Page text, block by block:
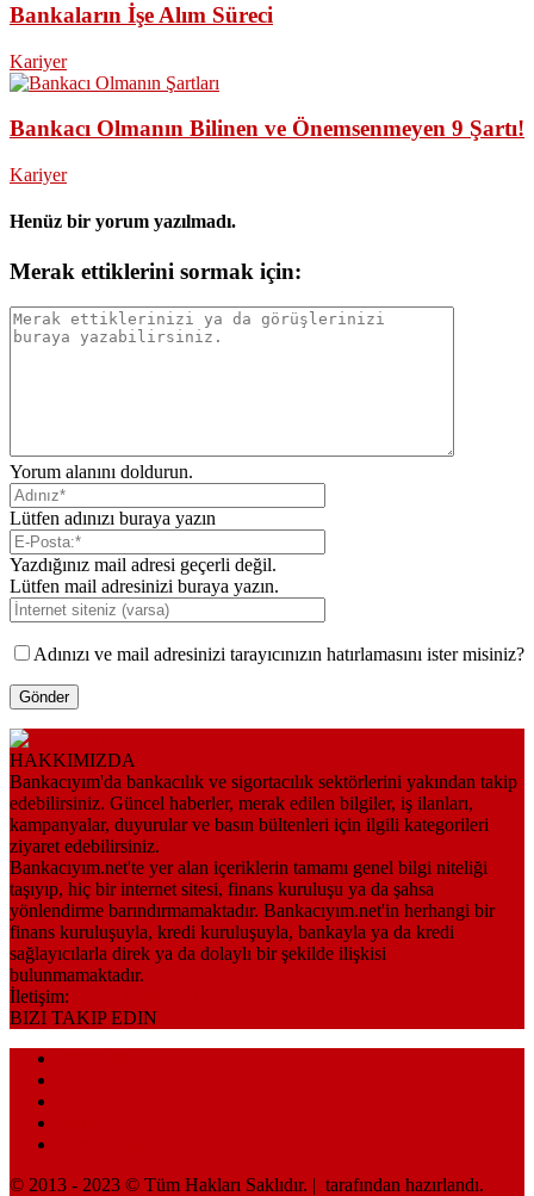
Bankaların İşe Alım Süreci
Kariyer
Bankacı Olmanın Bilinen ve Önemsenmeyen 9 Şartı!
Kariyer
Henüz bir yorum yazılmadı.
Merak ettiklerini sormak için:
Yorum alanını doldurun.
Lütfen adınızı buraya yazın
Yazdığınız mail adresi geçerli değil.
Lütfen mail adresinizi buraya yazın.
Adınızı ve mail adresinizi tarayıcınızın hatırlamasını ister misiniz?
HAKKIMIZDA
Bankacıyım'da bankacılık ve sigortacılık sektörlerini yakından takip
edebilirsiniz. Güncel haberler, merak edilen bilgiler, iş ilanları,
kampanyalar, duyurular ve basın bültenleri için ilgili kategorileri
ziyaret edebilirsiniz.
Bankacıyım.net'te yer alan içeriklerin tamamı genel bilgi niteliği
taşıyıp, hiç bir internet sitesi, finans kuruluşu ya da şahsa
yönlendirme barındırmamaktadır. Bankacıyım.net'in herhangi bir
finans kuruluşuyla, kredi kuruluşuyla, bankayla ya da kredi
sağlayıcılarla direk ya da dolaylı bir şekilde ilişkisi
bulunmamaktadır.
İletişim:
BIZI TAKIP EDIN
© 2013 - 2023 © Tüm Hakları Saklıdır. | tarafından hazırlandı.